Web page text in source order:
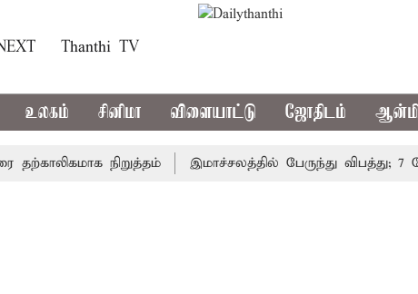
Thanthi TV
உலகம் சினிமா விளையாட்டு ஜோதிடம்
நிறுத்தம் இமாச்சலத்தில் பேருந்து விபத்து; 7